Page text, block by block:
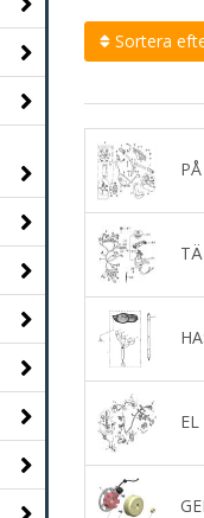
Sortera
EL